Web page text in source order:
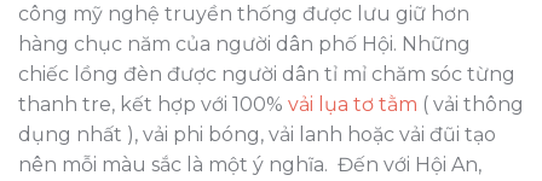
công mỹ nghệ truyền thống được lưu giữ hơn
hàng chục năm của người dân phố Hội. Những
chiếc lồng đèn được người dân tỉ mỉ chăm sóc từng
thanh tre, kết hợp với 100% vải lụa tơ tằm ( vải thông
dụng nhất ), vải phi bóng, vải lanh hoặc vải đũi tạo
nên mỗi màu sắc là một ý nghĩa. Đến với Hội An,